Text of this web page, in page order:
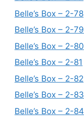
Belle’s Box – 2-78
Belle’s Box – 2-79
Belle’s Box – 2-80
Belle’s Box – 2-81
Belle’s Box – 2-82
Belle’s Box – 2-83
Belle’s Box – 2-84